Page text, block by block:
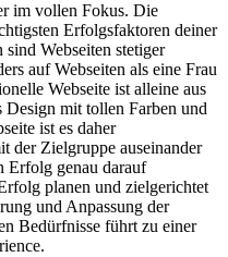
im vollen Fokus. Die
Erfolgsfaktoren deiner
Webseiten stetiger
auf Webseiten als eine Frau
Webseite ist alleine aus
Design mit tollen Farben und
ist es daher
der Zielgruppe auseinander
Erfolg genau darauf
planen und zielgerichtet
und Anpassung der
Bedürfnisse führt zu einer